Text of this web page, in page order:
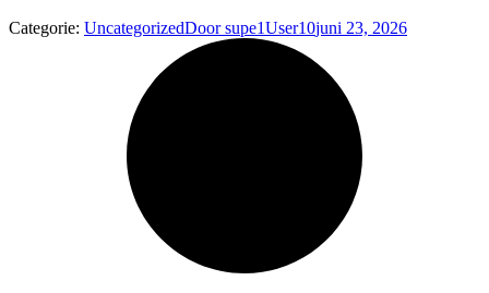
Categorie: UncategorizedDoorsupe1User10juni 23, 2026